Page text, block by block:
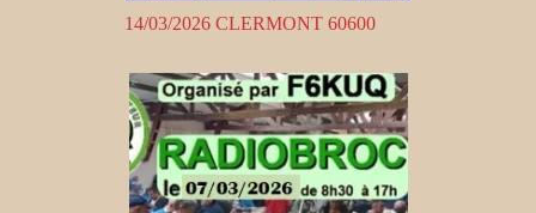
14/03/2026 CLERMONT 60600